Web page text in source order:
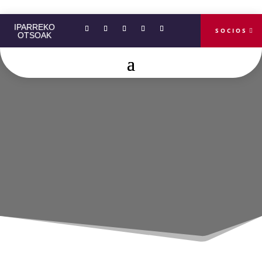
IPARREKO
OTSOAK
SOCIOS